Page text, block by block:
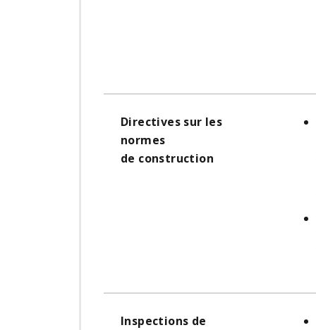
Directives sur les
normes
de construction
Inspections de